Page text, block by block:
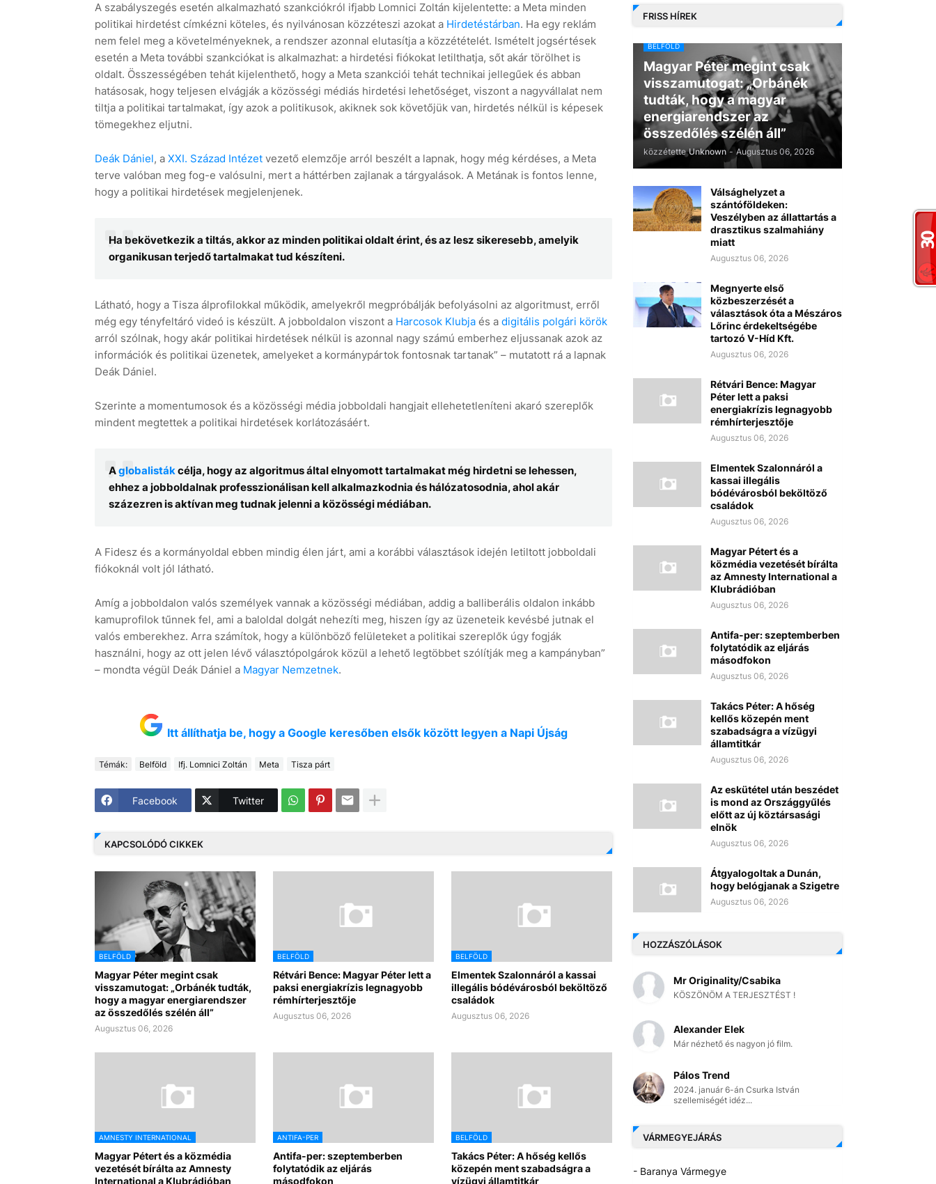
A szabályszegés esetén alkalmazható szankciókról ifjabb Lomnici Zoltán kijelentette: a Meta minden
politikai hirdetést címkézni köteles, és nyilvánosan közzéteszi azokat a Hirdetéstárban. Ha egy reklám
nem felel meg a követelményeknek, a rendszer azonnal elutasítja a közzétételét. Ismételt jogsértések
esetén a Meta további szankciókat is alkalmazhat: a hirdetési fiókokat letilthatja, sőt akár törölhet is
oldalt. Összességében tehát kijelenthető, hogy a Meta szankciói tehát technikai jellegűek és abban
hatásosak, hogy teljesen elvágják a közösségi médiás hirdetési lehetőséget, viszont a nagyvállalat nem
tiltja a politikai tartalmakat, így azok a politikusok, akiknek sok követőjük van, hirdetés nélkül is képesek
tömegekhez eljutni.
Deák Dániel, a XXI. Század Intézetvezető elemzője arról beszélt a lapnak, hogy még kérdéses, a Meta
terve valóban meg fog-e valósulni, mert a háttérben zajlanak a tárgyalások. A Metának is fontos lenne,
hogy a politikai hirdetések megjelenjenek.
Ha bekövetkezik a tiltás, akkor az minden politikai oldalt érint, és az lesz sikeresebb, amelyik
organikusan terjedő tartalmakat tud készíteni.
Látható, hogy a Tisza álprofilokkal működik, amelyekről megpróbálják befolyásolni az algoritmust, erről
még egy tényfeltáró videó is készült. A jobboldalon viszont a Harcosok Klubjaés a digitális polgári körök
arról szólnak, hogy akár politikai hirdetések nélkül is azonnal nagy számú emberhez eljussanak azok az
információk és politikai üzenetek, amelyeket a kormánypártok fontosnak tartanak” – mutatott rá a lapnak
Deák Dániel.
Szerinte a momentumosok és a közösségi média jobboldali hangjait ellehetetleníteni akaró szereplők
mindent megtettek a politikai hirdetések korlátozásáért.
Aglobalistákcélja, hogy az algoritmus által elnyomott tartalmakat még hirdetni se lehessen,
ehhez a jobboldalnak professzionálisan kell alkalmazkodnia és hálózatosodnia, ahol akár
százezren is aktívan meg tudnak jelenni a közösségi médiában.
A Fidesz és a kormányoldal ebben mindig élen járt, ami a korábbi választások idején letiltott jobboldali
fiókoknál volt jól látható.
Amíg a jobboldalon valós személyek vannak a közösségi médiában, addig a balliberális oldalon inkább
kamuprofilok tűnnek fel, ami a baloldal dolgát nehezíti meg, hiszen így az üzeneteik kevésbé jutnak el
valós emberekhez. Arra számítok, hogy a különböző felületeket a politikai szereplők úgy fogják
használni, hogy az ott jelen lévő választópolgárok közül a lehető legtöbbet szólítják meg a kampányban”
– mondta végül Deák Dániel a Magyar Nemzetnek.
Itt állíthatja be, hogy a Google keresőben elsők között legyen a Napi Újság
Témák: Belföld Ifj. Lomnici Zoltán Meta Tisza párt
Facebook Twitter
KAPCSOLÓDÓ CIKKEK
BELFÖLD
Magyar Péter megint csak
visszamutogat: „Orbánék tudták,
hogy a magyar energiarendszer
az összedőlés szélén áll”
Augusztus 06, 2026
BELFÖLD
Rétvári Bence: Magyar Péter lett a
paksi energiakrízis legnagyobb
rémhírterjesztője
Augusztus 06, 2026
BELFÖLD
Elmentek Szalonnáról a kassai
illegális bódévárosból beköltöző
családok
Augusztus 06, 2026
AMNESTY INTERNATIONAL
Magyar Pétert és a közmédia
vezetését bírálta az Amnesty
International a Klubrádióban
ANTIFA-PER
Antifa-per: szeptemberben
folytatódik az eljárás
másodfokon
BELFÖLD
Takács Péter: A hőség kellős
közepén ment szabadságra a
vízügyi államtitkár
FRISS HÍREK
BELFÖLD
Magyar Péter megint csak
visszamutogat: „Orbánék
tudták, hogy a magyar
energiarendszer az
összedőlés szélén áll”
közzétette Unknown - Augusztus 06, 2026
Válsághelyzet a
szántóföldeken:
Veszélyben az állattartás a
drasztikus szalmahiány
miatt
Augusztus 06, 2026
Megnyerte első
közbeszerzését a
választások óta a Mészáros
Lőrinc érdekeltségébe
tartozó V-Híd Kft.
Augusztus 06, 2026
Rétvári Bence: Magyar
Péter lett a paksi
energiakrízis legnagyobb
rémhírterjesztője
Augusztus 06, 2026
Elmentek Szalonnáról a
kassai illegális
bódévárosból beköltöző
családok
Augusztus 06, 2026
Magyar Pétert és a
közmédia vezetését bírálta
az Amnesty International a
Klubrádióban
Augusztus 06, 2026
Antifa-per: szeptemberben
folytatódik az eljárás
másodfokon
Augusztus 06, 2026
Takács Péter: A hőség
kellős közepén ment
szabadságra a vízügyi
államtitkár
Augusztus 06, 2026
Az eskütétel után beszédet
is mond az Országgyűlés
előtt az új köztársasági
elnök
Augusztus 06, 2026
Átgyalogoltak a Dunán,
hogy belógjanak a Szigetre
Augusztus 06, 2026
HOZZÁSZÓLÁSOK
Mr Originality/Csabika
KÖSZÖNÖM A TERJESZTÉST !
Alexander Elek
Már nézhető és nagyon jó film.
Pálos Trend
2024. január 6-án Csurka István
szellemiségét idéz...
VÁRMEGYEJÁRÁS
- Baranya Vármegye